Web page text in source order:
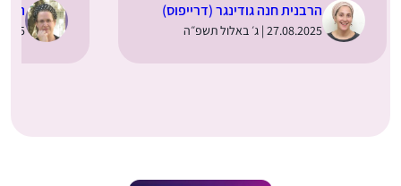
הרבנית חנה גודינגר (דרייפוס)
27.08.2025 | ג׳ באלול תשפ״ה